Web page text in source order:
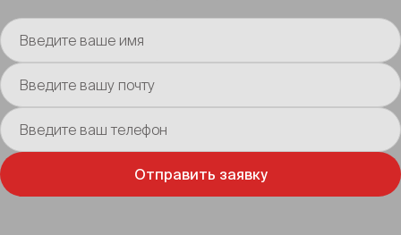
Введите ваше имя
Введите вашу почту
Введите ваш телефон
Отправить заявку